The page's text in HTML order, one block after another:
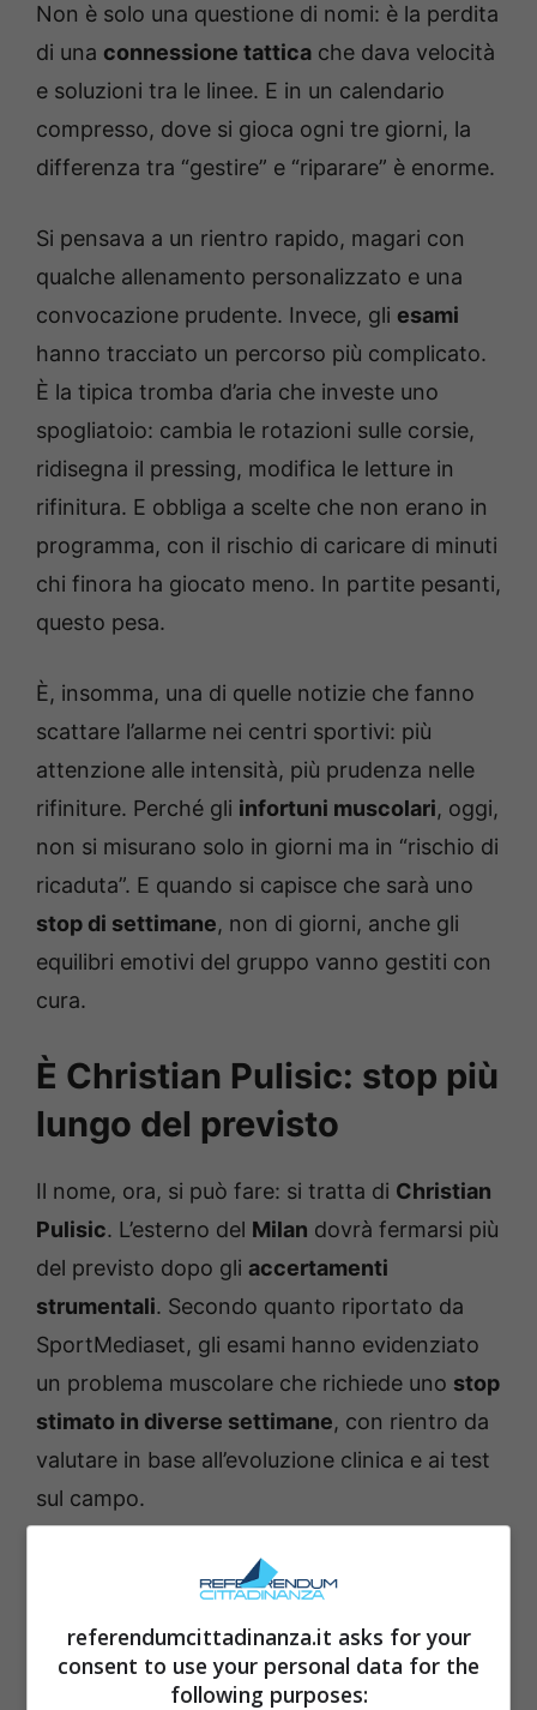
Non è solo una questione di nomi: è la perdita
di una connessione tattica che dava velocità
e soluzioni tra le linee. E in un calendario
compresso, dove si gioca ogni tre giorni, la
differenza tra “gestire” e “riparare” è enorme.
Si pensava a un rientro rapido, magari con
qualche allenamento personalizzato e una
convocazione prudente. Invece, gli esami
hanno tracciato un percorso più complicato.
È la tipica tromba d’aria che investe uno
spogliatoio: cambia le rotazioni sulle corsie,
ridisegna il pressing, modifica le letture in
rifinitura. E obbliga a scelte che non erano in
programma, con il rischio di caricare di minuti
chi finora ha giocato meno. In partite pesanti,
questo pesa.
È, insomma, una di quelle notizie che fanno
scattare l’allarme nei centri sportivi: più
attenzione alle intensità, più prudenza nelle
rifiniture. Perché gli infortuni muscolari, oggi,
non si misurano solo in giorni ma in “rischio di
ricaduta”. E quando si capisce che sarà uno
stop di settimane, non di giorni, anche gli
equilibri emotivi del gruppo vanno gestiti con
cura.
È Christian Pulisic: stop più
lungo del previsto
Il nome, ora, si può fare: si tratta di Christian
Pulisic. L’esterno del Milan dovrà fermarsi più
del previsto dopo gli accertamenti
strumentali. Secondo quanto riportato da
SportMediaset, gli esami hanno evidenziato
un problema muscolare che richiede uno stop
stimato in diverse settimane, con rientro da
valutare in base all’evoluzione clinica e ai test
sul campo.
referendumcittadinanza.it asks for your
consent to use your personal data for the
following purposes: